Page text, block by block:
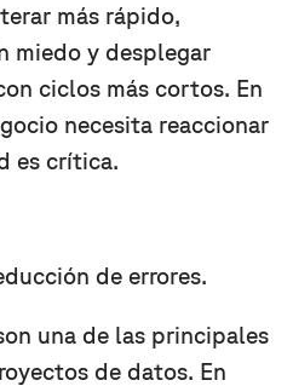
más rápido,
miedo y desplegar
ciclos más cortos. En
necesita reaccionar
es crítica.
de errores.
una de las principales
de datos. En